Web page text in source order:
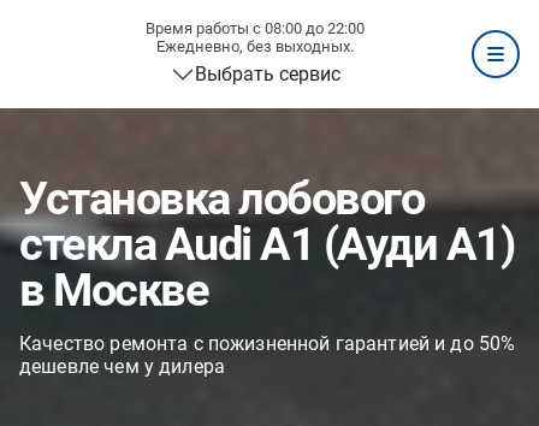
Время работы с 08:00 до 22:00
Ежедневно, без выходных.
Выбрать сервис
Установка лобового
стекла Audi A1 (Ауди А1)
в Москве
Качество ремонта с пожизненной гарантией и до 50%
дешевле чем у дилера